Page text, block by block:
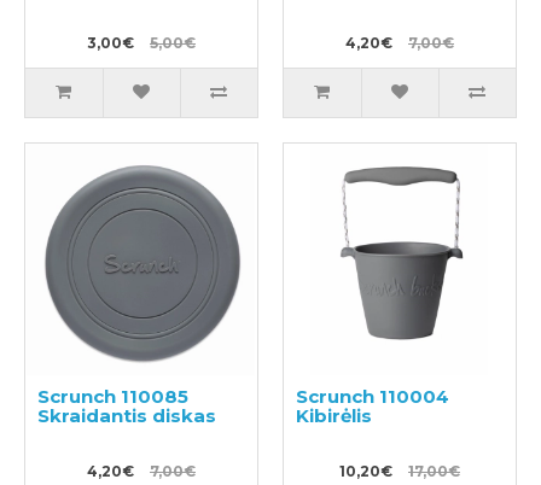
3,00€ 5,00€ 4,20€ 7,00€
Scrunch 110085
Skraidantis diskas
4,20€ 7,00€
Scrunch 110004
Kibirėlis
10,20€ 17,00€